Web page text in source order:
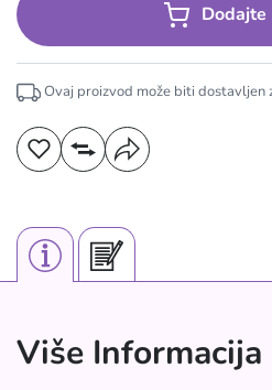
Dodajte
Ovaj proizvod može biti dostavljen
Više Informacija